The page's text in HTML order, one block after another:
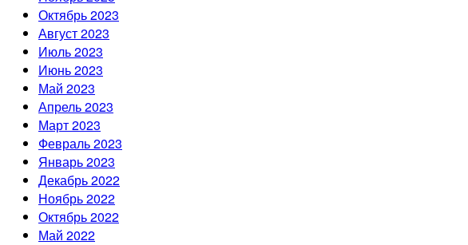
Октябрь 2023
Август 2023
Июль 2023
Июнь 2023
Май 2023
Апрель 2023
Март 2023
Февраль 2023
Январь 2023
Декабрь 2022
Ноябрь 2022
Октябрь 2022
Май 2022